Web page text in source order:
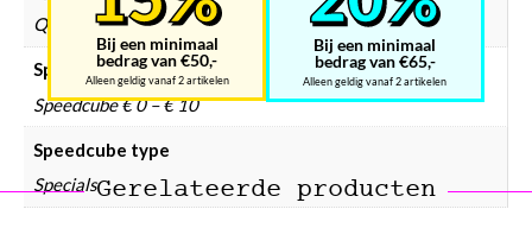
QiYi
Speedcube prijsklasse
Speedcube € 0 – € 10
Speedcube type
Specials
Bij een minimaal
bedrag van €50,-
Alleen geldig vanaf 2 artikelen
Bij een minimaal
bedrag van €65,-
Alleen geldig vanaf 2 artikelen
Gerelateerde producten